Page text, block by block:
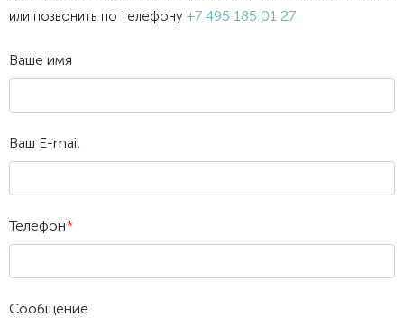
или позвонить по телефону +7 495 185 01 27
Ваше имя
Ваш E-mail
Телефон*
Сообщение